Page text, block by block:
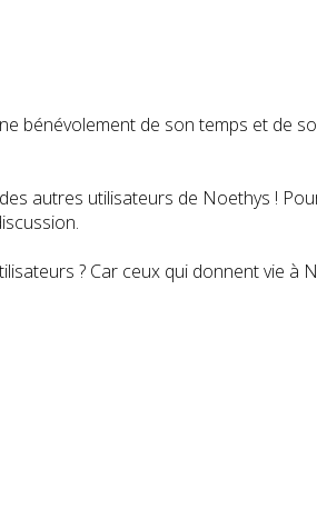
bénévolement de son temps et de
autres utilisateurs de Noethys !
? Car ceux qui donnent vie à